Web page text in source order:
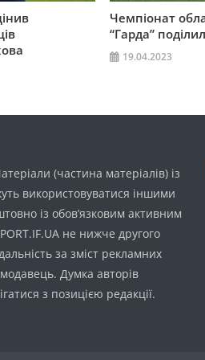
Чемпіонат
“Гарда”
19.04.2023
(частина матеріалів) із
використовуватися іншими
із обов’язковим активним
не нижче другого
за зміст рекламних
Думка авторів
з позицією редакції.